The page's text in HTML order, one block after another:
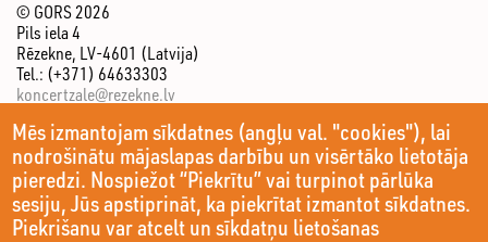
Mēs izmantojam sīkdatnes (angļu val. "cookies"), lai
nodrošinātu mājaslapas darbību un visērtāko lietotāja
pieredzi. Nospiežot “Piekrītu” vai turpinot pārlūka
sesiju, Jūs apstiprināt, ka piekrītat izmantot sīkdatnes.
Piekrišanu var atcelt un sīkdatņu lietošanas
© GORS 2026
Pils iela 4
Rēzekne, LV-4601 (Latvija)
Tel.: (+371) 64633303
koncertzale@rezekne.lv